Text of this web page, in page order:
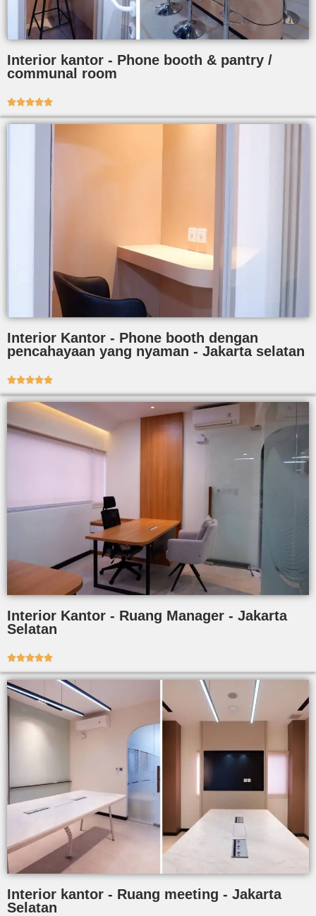
Interior kantor - Phone booth & pantry /
communal room

Interior Kantor - Phone booth dengan
pencahayaan yang nyaman - Jakarta selatan

Interior Kantor - Ruang Manager - Jakarta
Selatan

Interior kantor - Ruang meeting - Jakarta
Selatan